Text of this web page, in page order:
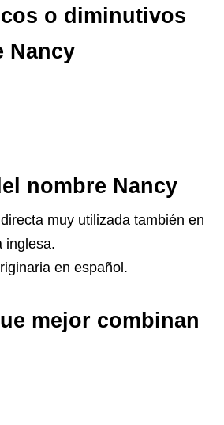
o diminutivos
Nancy
nombre Nancy
muy utilizada también en
inglesa.
en español.
mejor combinan